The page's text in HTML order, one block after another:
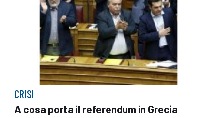
CRISI
A cosa porta il referendum in Grecia